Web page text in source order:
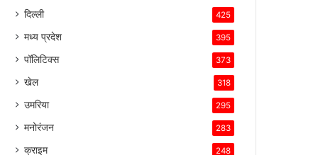
दिल्ली 425
मध्य प्रदेश 395
पॉलिटिक्स 373
खेल 318
उमरिया 295
मनोरंजन 283
क्राइम 248